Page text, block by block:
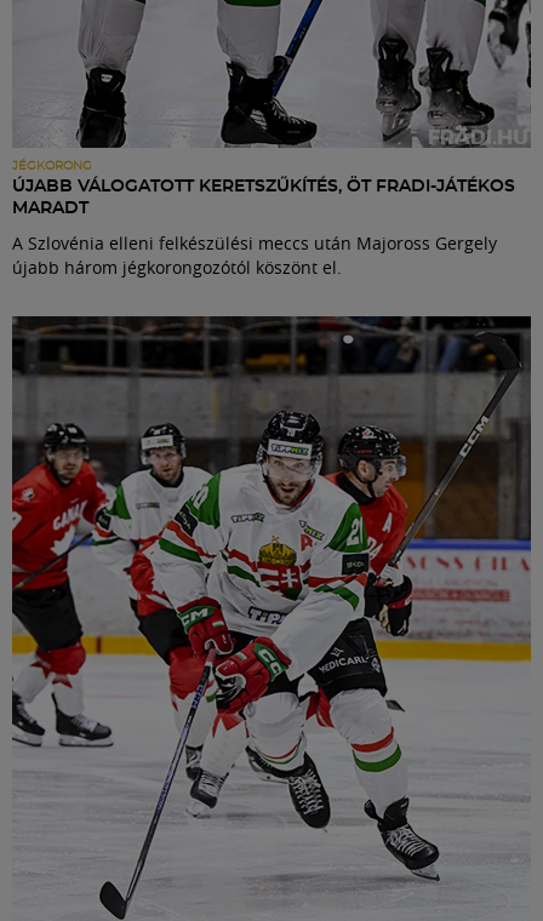
JÉGKORONG
ÚJABB VÁLOGATOTT KERETSZŰKÍTÉS, ÖT FRADI-JÁTÉKOS
MARADT
A Szlovénia elleni felkészülési meccs után Majoross Gergely
újabb három jégkorongozótól köszönt el.